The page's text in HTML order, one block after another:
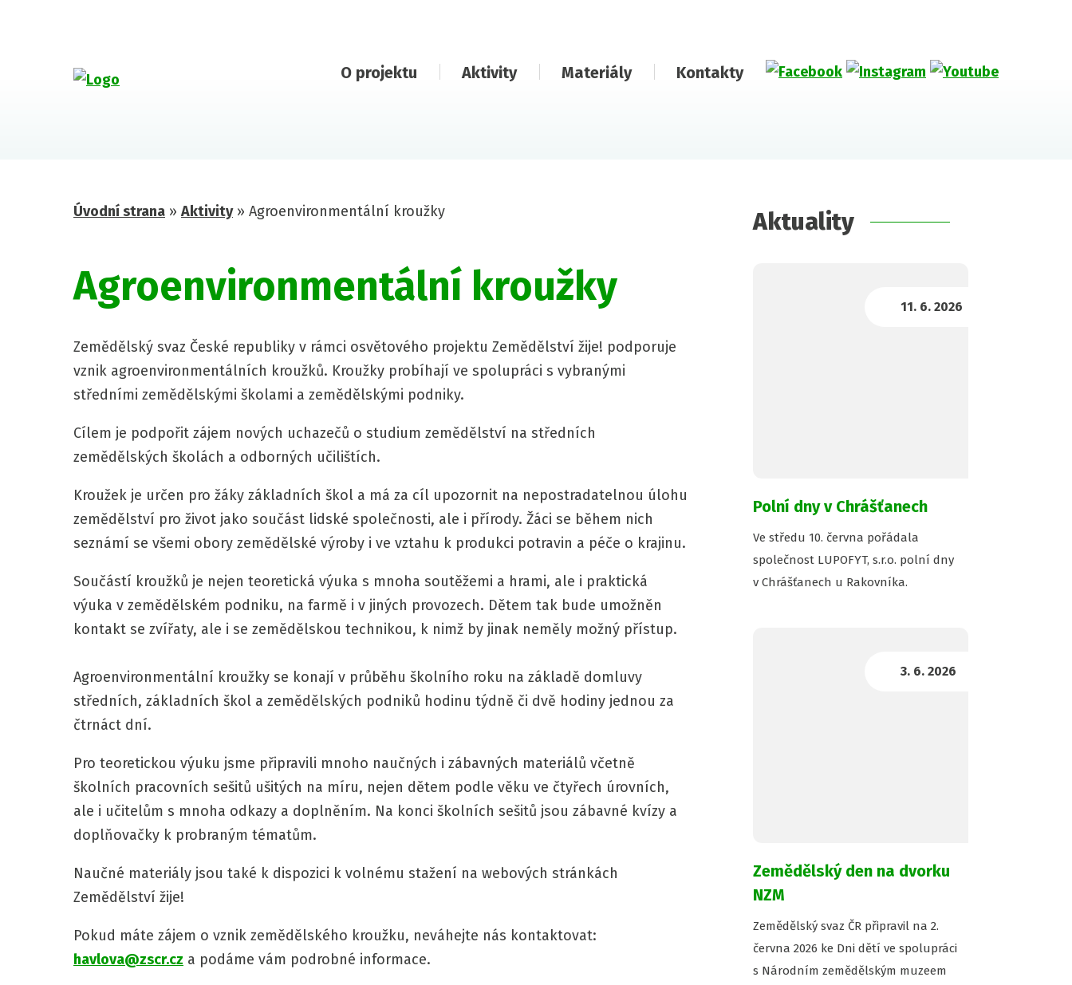
O projektu Aktivity Materiály Kontakty
Úvodní strana » Aktivity» Agroenvironmentální kroužky
Agroenvironmentální kroužky
Zemědělský svaz České republiky v rámci osvětového projektu Zemědělství žije! podporuje
vznik agroenvironmentálních kroužků. Kroužky probíhají ve spolupráci s vybranými
středními zemědělskými školami a zemědělskými podniky.
Cílem je podpořit zájem nových uchazečů o studium zemědělství na středních
zemědělských školách a odborných učilištích.
Kroužek je určen pro žáky základních škol a má za cíl upozornit na nepostradatelnou úlohu
zemědělství pro život jako součást lidské společnosti, ale i přírody. Žáci se během nich
seznámí se všemi obory zemědělské výroby i ve vztahu k produkci potravin a péče o krajinu.
Součástí kroužků je nejen teoretická výuka s mnoha soutěžemi a hrami, ale i praktická
výuka v zemědělském podniku, na farmě i v jiných provozech. Dětem tak bude umožněn
kontakt se zvířaty, ale i se zemědělskou technikou, k nimž by jinak neměly možný přístup.
Agroenvironmentální kroužky se konají v průběhu školního roku na základě domluvy
středních, základních škol a zemědělských podniků hodinu týdně či dvě hodiny jednou za
čtrnáct dní.
Pro teoretickou výuku jsme připravili mnoho naučných i zábavných materiálů včetně
školních pracovních sešitů ušitých na míru, nejen dětem podle věku ve čtyřech úrovních,
ale i učitelům s mnoha odkazy a doplněním. Na konci školních sešitů jsou zábavné kvízy a
doplňovačky k probraným tématům.
Naučné materiály jsou také k dispozici k volnému stažení na webových stránkách
Zemědělství žije!
Pokud máte zájem o vznik zemědělského kroužku, neváhejte nás kontaktovat:
havlova@zscr.cz a podáme vám podrobné informace.
Aktuality
Polní dny v Chrášťanech
Ve středu 10. června pořádala
společnost LUPOFYT, s.r.o. polní dny
v Chrášťanech u Rakovníka.
Zemědělský den na dvorku
NZM
Zemědělský svaz ČR připravil na 2.
června 2026 ke Dni dětí ve spolupráci
s Národním zemědělským muzeem